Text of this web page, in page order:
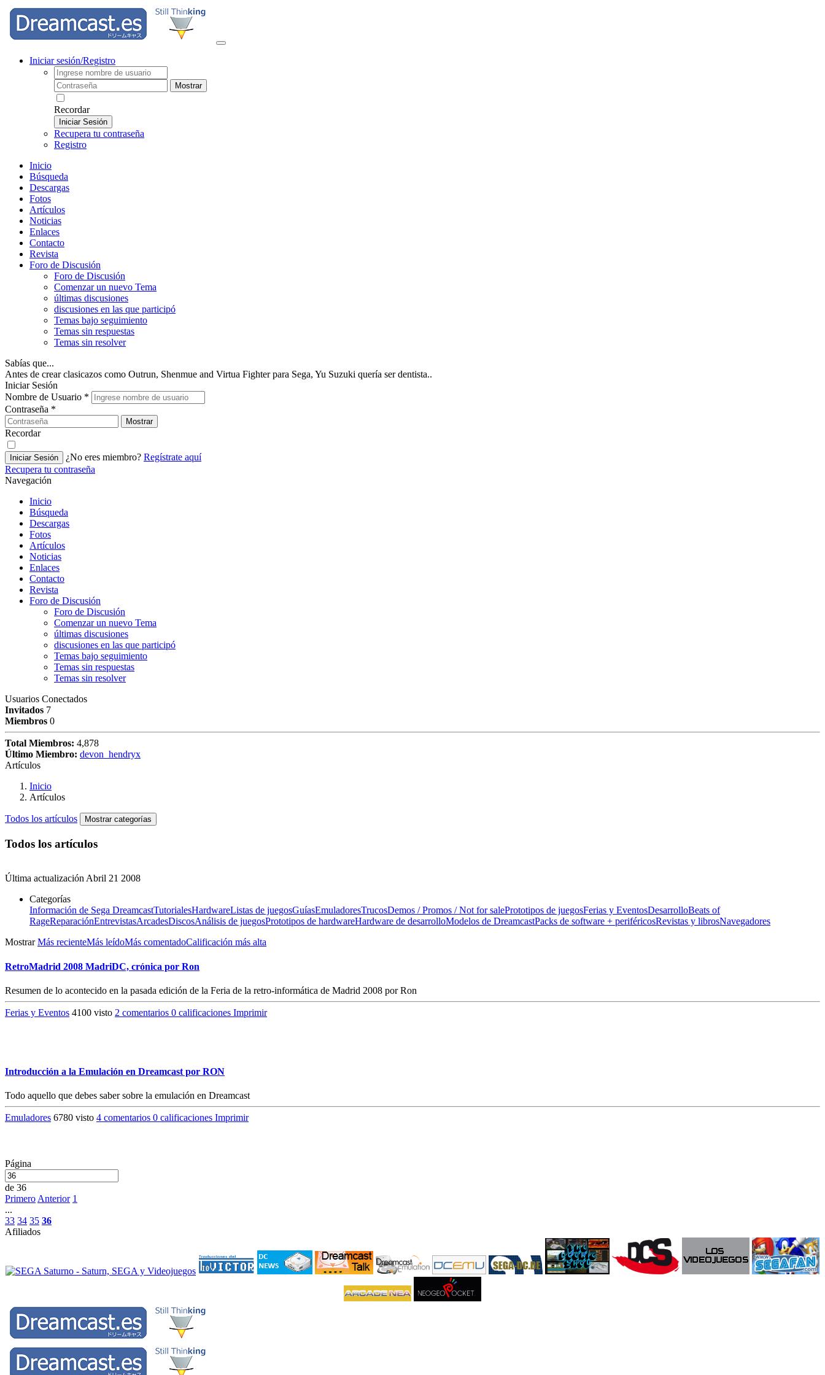
Iniciar sesión/Registro
Mostrar
Recordar
Iniciar Sesión
Recupera tu contraseña
Registro
Inicio
Búsqueda
Descargas
Fotos
Artículos
Noticias
Enlaces
Contacto
Revista
Foro de Discusión
Foro de Discusión
Comenzar un nuevo Tema
últimas discusiones
discusiones en las que participó
Temas bajo seguimiento
Temas sin respuestas
Temas sin resolver
Sabías que...
Antes de crear clasicazos como Outrun, Shenmue and Virtua Fighter para Sega, Yu Suzuki quería ser dentista..
Iniciar Sesión
Nombre de Usuario *
Contraseña *
Mostrar
Recordar
Iniciar Sesión ¿No eres miembro? Regístrate aquí
Recupera tu contraseña
Navegación
Inicio
Búsqueda
Descargas
Fotos
Artículos
Noticias
Enlaces
Contacto
Revista
Foro de Discusión
Foro de Discusión
Comenzar un nuevo Tema
últimas discusiones
discusiones en las que participó
Temas bajo seguimiento
Temas sin respuestas
Temas sin resolver
Usuarios Conectados
Invitados 7
Miembros 0
Total Miembros: 4,878
Último Miembro: devon_hendryx
Artículos
Inicio
Artículos
Todos los artículos Mostrar categorías
Todos los artículos
Última actualizaciónAbril 21 2008
Categorías
Información de Sega DreamcastTutorialesHardwareListas de juegosGuíasEmuladoresTrucosDemos / Promos / Not for salePrototipos de juegosFerias y EventosDesarrolloBeats of
RageReparaciónEntrevistasArcadesDiscosAnálisis de juegosPrototipos de hardwareHardware de desarrolloModelos de DreamcastPacks de software + periféricosRevistas y librosNavegadores
Mostrar Más recienteMás leídoMás comentadoCalificación más alta
RetroMadrid 2008 MadriDC, crónica por Ron
Resumen de lo acontecido en la pasada edición de la Feria de la retro-informática de Madrid 2008 por Ron
Ferias y Eventos 4100 visto 2 comentarios 0 calificaciones Imprimir
Introducción a la Emulación en Dreamcast por RON
Todo aquello que debes saber sobre la emulación en Dreamcast
Emuladores 6780 visto 4 comentarios 0 calificaciones Imprimir
Página
de 36
Primero Anterior 1
...
33 34 35 36
Afiliados